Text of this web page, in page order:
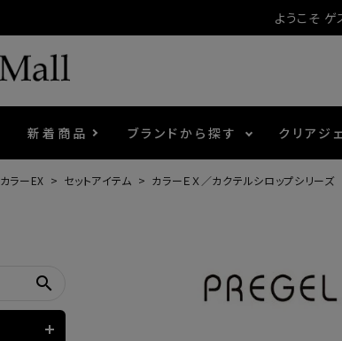
ようこそ ゲ
新着商品 ブランドから探す クリアジ
カラーEX セットアイテム カラーＥＸ／カクテルシロップシリー
search